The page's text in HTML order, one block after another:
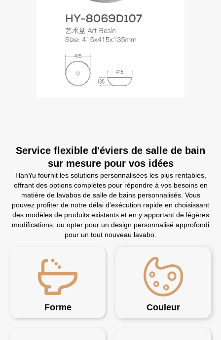
Service flexible d'éviers de salle de bain
sur mesure pour vos idées
HanYu fournit les solutions personnalisées les plus rentables,
offrant des options complètes pour répondre à vos besoins en
matière de lavabos de salle de bains personnalisés. Vous
pouvez profiter de notre délai d'exécution rapide en choisissant
des modèles de produits existants et en y apportant de légères
modifications, ou opter pour un design personnalisé approfondi
pour un tout nouveau lavabo.
Forme Couleur